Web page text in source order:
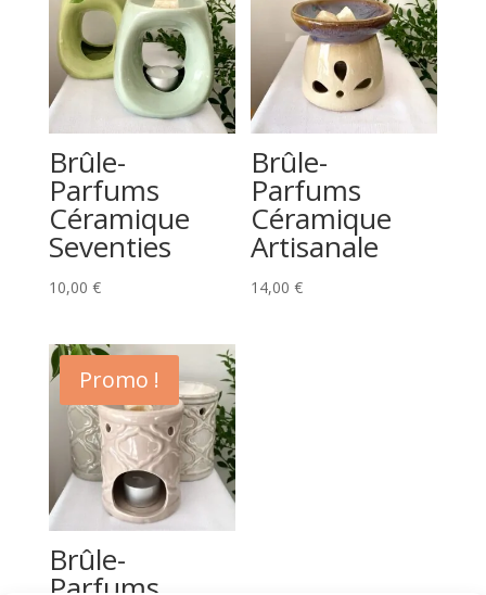
Brûle-
Parfums
Céramique
Seventies
10,00 €
Brûle-
Parfums
Céramique
Artisanale
14,00€
Promo !
Brûle-
Parfums